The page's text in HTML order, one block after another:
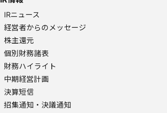
IRニュース
経営者からのメッセージ
株主還元
個別財務諸表
財務ハイライト
中期経営計画
決算短信
招集通知・決議通知